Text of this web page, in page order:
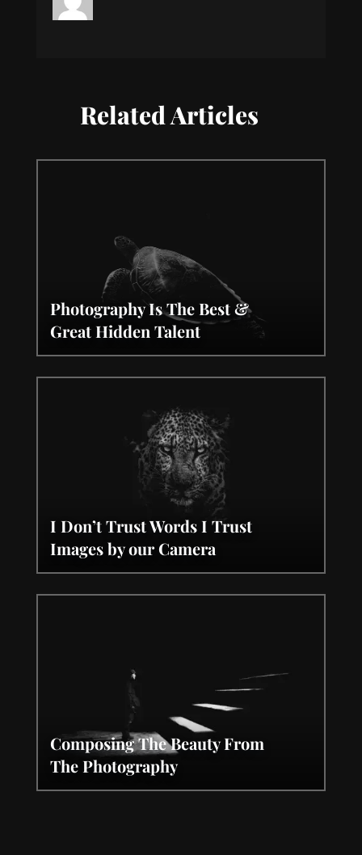
Related Articles
Photography Is The Best &
Great Hidden Talent
I Don’t Trust Words I Trust
Images by our Camera
Composing The Beauty From
The Photography